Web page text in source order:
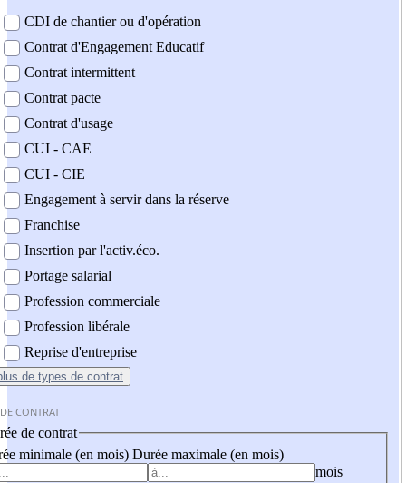
CDI de chantier ou d'opération
Contrat d'Engagement Educatif
Contrat intermittent
Contrat pacte
Contrat d'usage
CUI - CAE
CUI - CIE
Engagement à servir dans la réserve
Franchise
Insertion par l'activ.éco.
Portage salarial
Profession commerciale
Profession libérale
Reprise d'entreprise
de types de contrat
CONTRAT
de contrat
minimale (en mois) Durée maximale (en mois)
mois